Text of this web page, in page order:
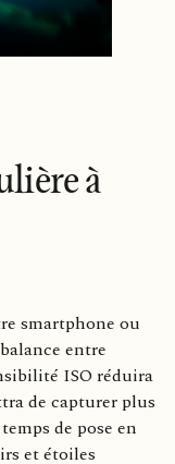
à
smartphone ou
entre
ISO réduira
de capturer plus
de pose en
et étoiles